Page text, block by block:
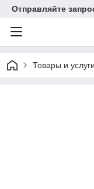
Отправляйте
Товары и услуги